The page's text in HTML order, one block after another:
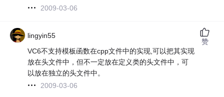
2009-03-06
lingyin55
VC6不支持模板函数在cpp文件中的实现,可以把其实现
放在头文件中，但不一定放在定义类的头文件中，可
以放在独立的头文件中。
2009-03-06
赞